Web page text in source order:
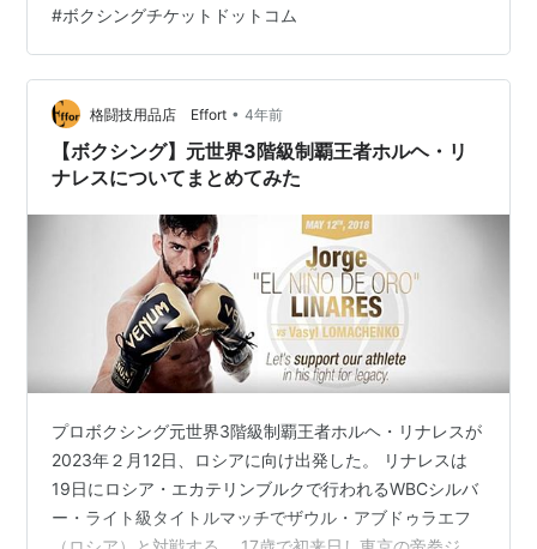
#ボクシングチケットドットコム
格闘技用品店 Effort • 4年前
【ボクシング】元世界3階級制覇王者ホルヘ・リ
ナレスについてまとめてみた
プロボクシング元世界3階級制覇王者ホルヘ・リナレスが
2023年２月12日、ロシアに向け出発した。 リナレスは
19日にロシア・エカテリンブルクで行われるWBCシルバ
ー・ライト級タイトルマッチでザウル・アブドゥラエフ